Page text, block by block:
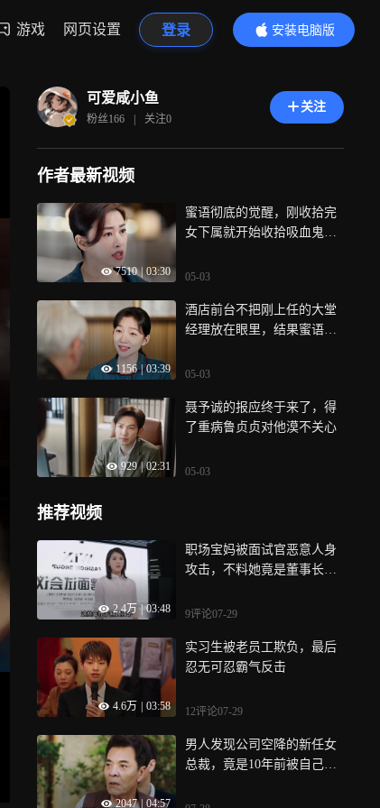
游戏 网页设置 登录
安装电脑版
内容更精彩
可爱咸小鱼
粉丝166 | 关注0
关注
作者最新视频
7510 | 03:30
蜜语彻底的觉醒，刚收拾完
女下属就开始收拾吸血鬼姐
05-03
1156 | 03:39
酒店前台不把刚上任的大堂
经理放在眼里，结果蜜语直
05-03
929 | 02:31
聂予诚的报应终于来了，得
了重病鲁贞贞对他漠不关心
05-03
推荐视频
2.4万 | 03:48
职场宝妈被面试官恶意人身
攻击，不料她竟是董事长夫
9评论07-29
4.6万 03:58
实习生被老员工欺负，最后
忍无可忍霸气反击
12评论07-29
2047 04:57
男人发现公司空降的新任女
总裁，竟是10年前被自己狠